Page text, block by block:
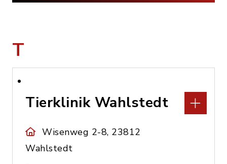
T
Tierklinik Wahlstedt
Wisenweg 2-8, 23812
Wahlstedt